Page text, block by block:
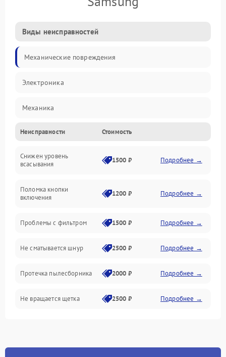
Виды неисправностей
Механические повреждения
Электроника
Механика
Электропитание
Всасывание
Неисправности Стоимость
Снижен уровень
всасывания
1500 ₽ Подробнее →
Поломка кнопки
включения
1200 ₽ Подробнее →
Проблемы с фильтром 1500 ₽ Подробнее →
Не сматывается шнур 2500 ₽ Подробнее →
Протечка пылесборника 2000 ₽ Подробнее →
Не вращается щетка 2500 ₽ Подробнее →
Поломка контейнера для